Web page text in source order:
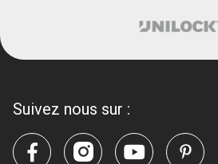
Suivez nous sur :